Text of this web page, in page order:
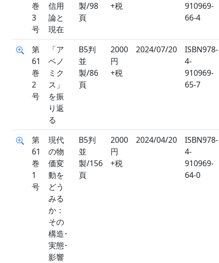
巻
3
号
信用
論と
現在
製/98
頁
+税
910969-
66-4
第
61
巻
2
号
「ア
ベノ
ミク
ス」
を振
り返
る
B5判
並
製/86
頁
2000
円
+税
2024/07/20
ISBN978-
4-
910969-
65-7
第
61
巻
1
号
現代
の物
価変
動を
どう
みる
か：
その
構造･
実態･
影響
B5判
並
製/156
頁
2000
円
+税
2024/04/20
ISBN978-
4-
910969-
64-0